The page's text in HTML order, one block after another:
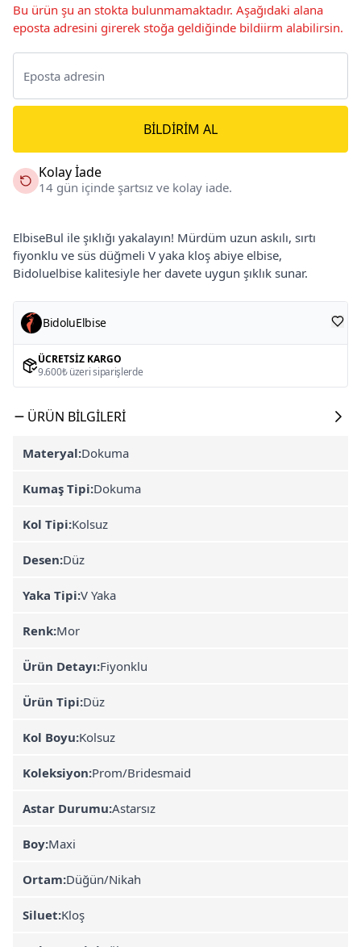
Bu ürün şu an stokta bulunmamaktadır. Aşağıdaki alana
eposta adresini girerek stoğa geldiğinde bildiirm alabilirsin.
BILDIRIM AL
Kolay İade
14 gün içinde şartsız ve kolay iade.
ElbiseBul ile şıklığı yakalayın! Mürdüm uzun askılı, sırtı
fiyonklu ve süs düğmeli V yaka kloş abiye elbise,
Bidoluelbise kalitesiyle her davete uygun şıklık sunar.
BidoluElbise
ÜCRETSIZ KARGO
9.600₺ üzeri siparişlerde
ÜRÜN BILGILERI
Materyal:Dokuma
Kumaş Tipi:Dokuma
Kol Tipi:Kolsuz
Desen:Düz
Yaka Tipi:V Yaka
Renk:Mor
Ürün Detayı:Fiyonklu
Ürün Tipi:Düz
Kol Boyu:Kolsuz
Koleksiyon:Prom/Bridesmaid
Astar Durumu:Astarsız
Boy:Maxi
Ortam:Düğün/Nikah
Siluet:Kloş